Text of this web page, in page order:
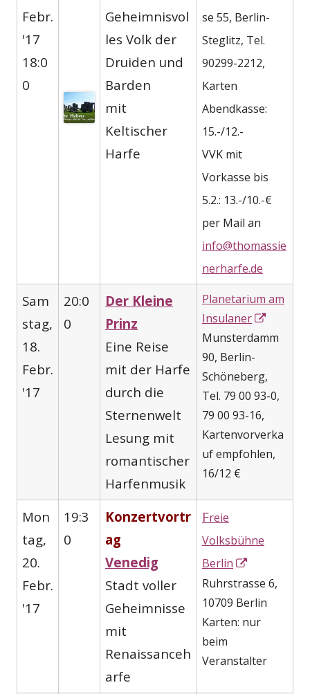
Febr.
'17
18:0
0
Geheimnisvol
les Volk der
Druiden und
Barden
mit
Keltischer
Harfe
se 55, Berlin-
Steglitz, Tel.
90299-2212,
Karten
Abendkasse:
15.-/12.-
VVK mit
Vorkasse bis
5.2.: 13.-/10.-€
per Mail an
info@thomassie
nerharfe.de
Sam
stag,
18.
Febr.
'17
20:0
0
Der Kleine
Prinz
Eine Reise
mit der Harfe
durch die
Sternenwelt
Lesung mit
romantischer
Harfenmusik
Planetarium am
Insulaner
neuem
öffnen
Munsterdamm
90, Berlin-
Schöneberg,
Tel. 79 00 93-0,
79 00 93-16,
Kartenvorverka
uf empfohlen,
16/12 €
Mon
tag,
20.
Febr.
'17
19:3
0
Konzertvortr
ag
Venedig
Stadt voller
Geheimnisse
mit
Renaissanceh
arfe
Freie
Volksbühne
Berlin
neuem
Fenster
öffnen
Ruhrstrasse 6,
10709 Berlin
Karten: nur
beim
Veranstalter